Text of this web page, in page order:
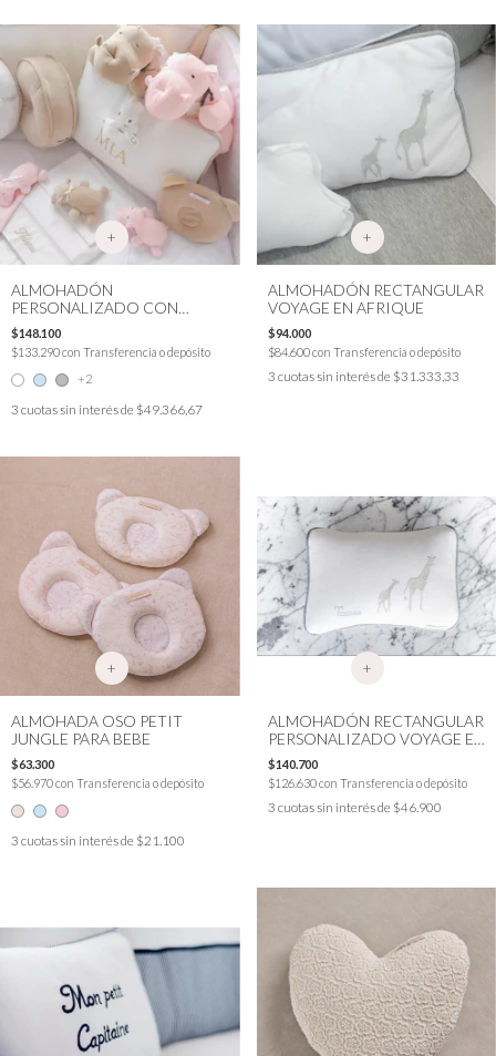
+
ALMOHADÓN
PERSONALIZADO CON
SONAJERO Y FECHA DE
NACIMIENTO
$148.100
$133.290con Transferencia o depósito
+2
3 cuotas sin interés de $49.366,67
+
ALMOHADÓN RECTANGULAR
VOYAGE EN AFRIQUE
$94.000
$84.600con Transferencia o depósito
3 cuotas sin interés de $31.333,33
+
ALMOHADA OSO PETIT
JUNGLE PARA BEBE
$63.300
$56.970con Transferencia o depósito
3 cuotas sin interés de $21.100
+
ALMOHADÓN RECTANGULAR
PERSONALIZADO VOYAGE EN
AFRIQUE
$140.700
$126.630con Transferencia o depósito
3 cuotas sin interés de $46.900